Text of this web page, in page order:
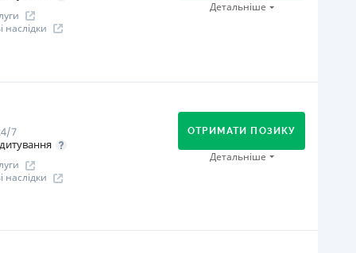
НБУ
Детальніше
Через відділення банків-партнерів
Через термінали самообслуговування
В касах і терміналах відділень
Через термінали Приватбанку
7
ОТРИМАТИ ПОЗИКУ
Детальніше